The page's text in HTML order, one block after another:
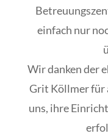
einfach nur
Wir danken der
Grit Köllmer für
uns, ihre